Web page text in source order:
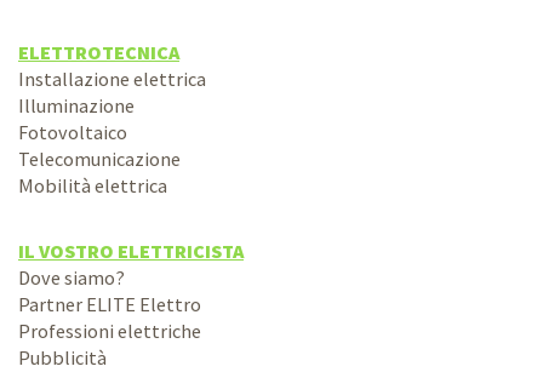
ELETTROTECNICA
Installazione elettrica
Illuminazione
Fotovoltaico
Telecomunicazione
Mobilità elettrica
IL VOSTRO ELETTRICISTA
Dove siamo?
Partner ELITE Elettro
Professioni elettriche
Pubblicità